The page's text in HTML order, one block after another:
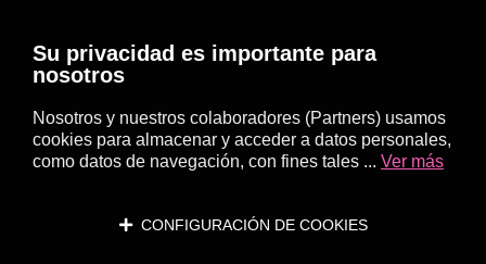
Su privacidad es importante para
nosotros
Nosotros y nuestros colaboradores (Partners) usamos
cookies para almacenar y acceder a datos personales,
como datos de navegación, con fines tales ... Ver más
CONFIGURACIÓN DE COOKIES